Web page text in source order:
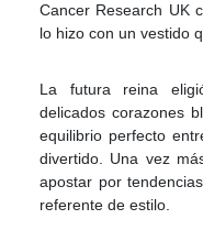
Cancer Research UK
lo hizo con un vestido
La futura reina
delicados corazones
equilibrio perfecto
divertido. Una vez
apostar por
referente de estilo.